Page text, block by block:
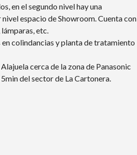
en el segundo nivel hay una
espacio de Showroom. Cuenta con
etc.
colindancias y planta de tratamiento
cerca de la zona de Panasonic
del sector de La Cartonera.